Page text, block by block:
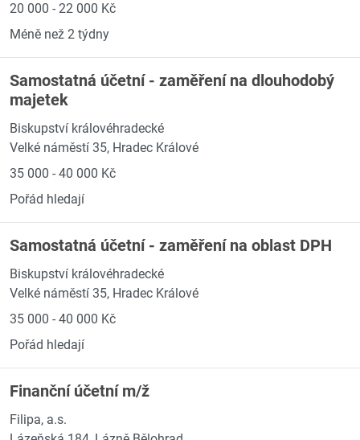
20 000 - 22 000 Kč
Méně než 2 týdny
Samostatná účetní - zaměření na dlouhodobý
majetek
Biskupství královéhradecké
Velké náměstí 35, Hradec Králové
35 000 - 40 000 Kč
Pořád hledají
Samostatná účetní - zaměření na oblast DPH
Biskupství královéhradecké
Velké náměstí 35, Hradec Králové
35 000 - 40 000 Kč
Pořád hledají
Finanční účetní m/ž
Filipa, a.s.